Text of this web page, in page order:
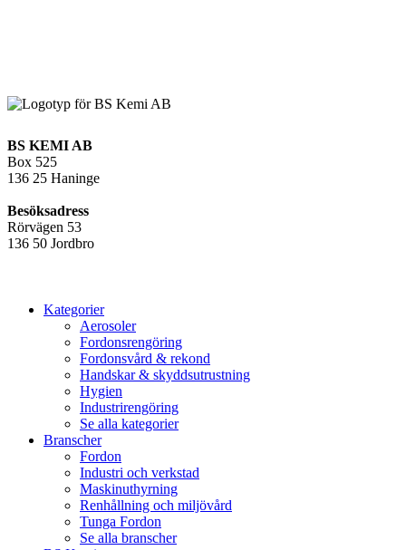
BS KEMI AB
Box 525
136 25 Haninge
Besöksadress
Rörvägen 53
136 50 Jordbro
Kategorier
Aerosoler
Fordonsrengöring
Fordonsvård & rekond
Handskar & skyddsutrustning
Hygien
Industrirengöring
Se alla kategorier
Branscher
Fordon
Industri och verkstad
Maskinuthyrning
Renhållning och miljövård
Tunga Fordon
Se alla branscher